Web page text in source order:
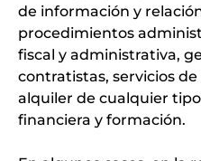
de información y
procedimientos
fiscal y administrativa,
contratistas, servicios
alquiler de cualquier
financiera y formación.